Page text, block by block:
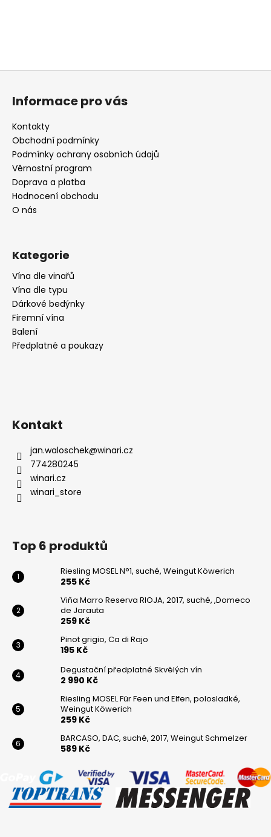
Z
Informace pro vás
Kontakty
Obchodní podmínky
Podmínky ochrany osobních údajů
Věrnostní program
Doprava a platba
Hodnocení obchodu
O nás
Kategorie
Vína dle vinařů
Vína dle typu
Dárkové bedýnky
Firemní vína
Balení
Předplatné a poukazy
Kontakt
jan.waloschek@winari.cz
774280245
winari.cz
winari_store
Top 6 produktů
Riesling MOSEL N°1, suché, Weingut Köwerich
255 Kč
Viňa Marro Reserva RIOJA, 2017, suché, ,Domeco
de Jarauta
259 Kč
Pinot grigio, Ca di Rajo
195 Kč
Degustační předplatné Skvělých vín
2 990 Kč
Riesling MOSEL Für Feen und Elfen, polosladké,
Weingut Köwerich
259 Kč
BARCASO, DAC, suché, 2017, Weingut Schmelzer
589 Kč